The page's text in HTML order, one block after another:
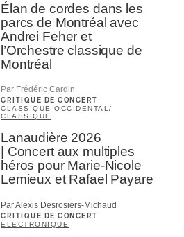
Élan de cordes dans les
parcs de Montréal avec
Andrei Feher et
l’Orchestre classique de
Montréal
Par Frédéric Cardin
CRITIQUE DE CONCERT
CLASSIQUE OCCIDENTAL/
CLASSIQUE
Lanaudière 2026
| Concert aux multiples
héros pour Marie-Nicole
Lemieux et Rafael Payare
Par Alexis Desrosiers-Michaud
CRITIQUE DE CONCERT
ÉLECTRONIQUE